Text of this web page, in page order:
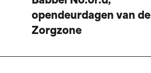
opendeurdagen van de
Zorgzone